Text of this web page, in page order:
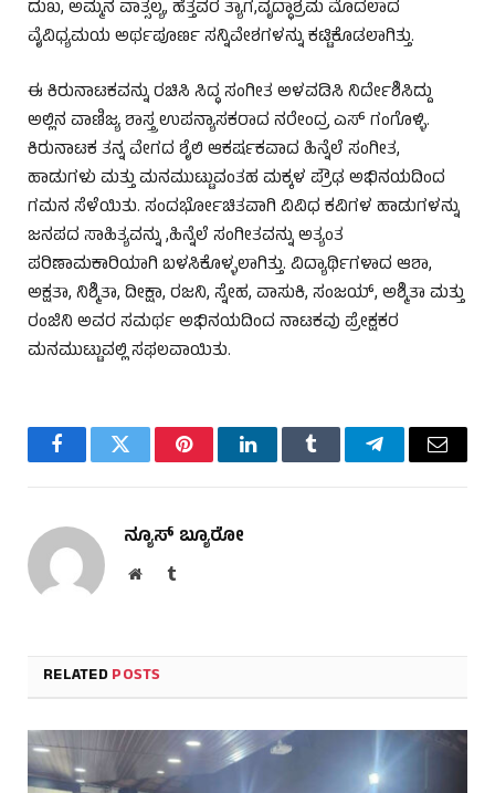
ದುಖ, ಅಮ್ಮನ ವಾತ್ಸಲ್ಯ, ಹೆತ್ತವರ ತ್ಯಾಗ,ವೃದ್ಧಾಶ್ರಮ ಮೊದಲಾದ
ವೈವಿಧ್ಯಮಯ ಅರ್ಥಪೂರ್ಣ ಸನ್ನಿವೇಶಗಳನ್ನು ಕಟ್ಟಿಕೊಡಲಾಗಿತ್ತು.
ಈ ಕಿರುನಾಟಕವನ್ನು ರಚಿಸಿ ಸಿದ್ಧ ಸಂಗೀತ ಅಳವಡಿಸಿ ನಿರ್ದೇಶಿಸಿದ್ದು
ಅಲ್ಲಿನ ವಾಣಿಜ್ಯ ಶಾಸ್ತ್ರ ಉಪನ್ಯಾಸಕರಾದ ನರೇಂದ್ರ ಎಸ್ ಗಂಗೊಳ್ಳಿ.
ಕಿರುನಾಟಕ ತನ್ನ ವೇಗದ ಶೈಲಿ ಆಕರ್ಷಕವಾದ ಹಿನ್ನೆಲೆ ಸಂಗೀತ,
ಹಾಡುಗಳು ಮತ್ತು ಮನಮುಟ್ಟುವಂತಹ ಮಕ್ಕಳ ಪ್ರೌಢ ಅಭಿನಯದಿಂದ
ಗಮನ ಸೆಳೆಯಿತು. ಸಂದರ್ಭೋಚಿತವಾಗಿ ವಿವಿಧ ಕವಿಗಳ ಹಾಡುಗಳನ್ನು
ಜನಪದ ಸಾಹಿತ್ಯವನ್ನು ,ಹಿನ್ನೆಲೆ ಸಂಗೀತವನ್ನು ಅತ್ಯಂತ
ಪರಿಣಾಮಕಾರಿಯಾಗಿ ಬಳಸಿಕೊಳ್ಳಲಾಗಿತ್ತು. ವಿದ್ಯಾರ್ಥಿಗಳಾದ ಆಶಾ,
ಅಕ್ಷತಾ, ನಿಶ್ಮಿತಾ, ದೀಕ್ಷಾ, ರಜನಿ, ಸ್ನೇಹ, ವಾಸುಕಿ, ಸಂಜಯ್, ಅಶ್ಮಿತಾ ಮತ್ತು
ರಂಜಿನಿ ಅವರ ಸಮರ್ಥ ಅಭಿನಯದಿಂದ ನಾಟಕವು ಪ್ರೇಕ್ಷಕರ
ಮನಮುಟ್ಟುವಲ್ಲಿ ಸಫಲವಾಯಿತು.
FacebookTwitter PinterestLinkedInTumblr TelegramEmail
ನ್ಯೂಸ್ ಬ್ಯೂರೋ
WebsiteTumblr
RELATEDPOSTS